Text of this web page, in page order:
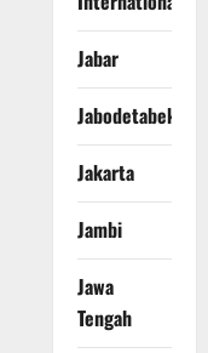
Jabar
Jabodetabek
Jakarta
Jambi
Jawa
Tengah